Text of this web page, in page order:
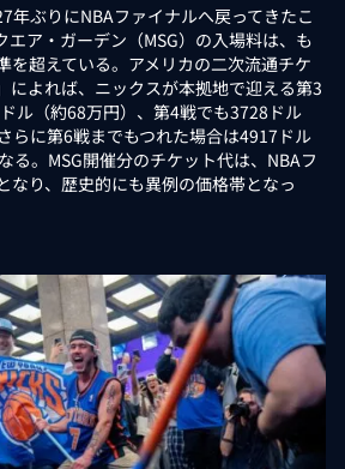
年ぶりにNBAファイナルへ戻ってきたこ
エア・ガーデン（MSG）の入場料は、も
を超えている。アメリカの二次流通チケ
によれば、ニックスが本拠地で迎える第3
ル（約68万円）、第4戦でも3728ドル
らに第6戦までもつれた場合は4917ドル
る。MSG開催分のチケット代は、NBAフ
なり、歴史的にも異例の価格帯となっ